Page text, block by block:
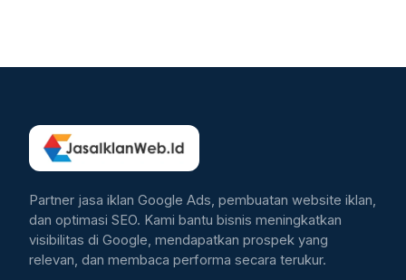
Partner jasa iklan Google Ads, pembuatan website iklan,
dan optimasi SEO. Kami bantu bisnis meningkatkan
visibilitas di Google, mendapatkan prospek yang
relevan, dan membaca performa secara terukur.